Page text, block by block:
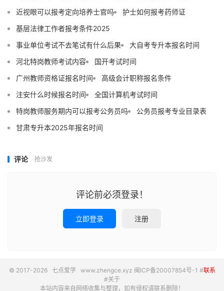
近视眼可以报考定向培养士官吗
护士如何报考药师证
基层法律工作者报考条件2025
事业单位考试不去笔试有什么后果
大自考专升本报名时间
河北特岗教师考试内容
国开考试时间
广州教师资格证报名时间
高级会计职称报名条件
注安什么时候报名时间
全国计算机考试时间
特岗教师服务期内可以报考公务员吗
公务员报考专业目录表
甘肃专升本2025年报名时间
评论 抢沙发
评论前必须登录！
立即登录 注册
© 2017-2026 七点爱学www.zhengce.xyz 闽ICP备20007854号-1 #联系
#关于
本站内容来自网络收集与整理，如有侵权请联系删除！